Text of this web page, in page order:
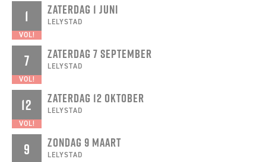
1
VOL!
ZATERDAG 1 JUNI
LELYSTAD
7
VOL!
ZATERDAG 7 SEPTEMBER
LELYSTAD
12
VOL!
ZATERDAG 12 OKTOBER
LELYSTAD
9 ZONDAG 9 MAART
LELYSTAD